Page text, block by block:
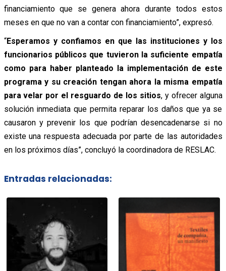
financiamiento que se genera ahora durante todos estos
meses en que no van a contar con financiamiento”, expresó.
“Esperamos y confiamos en que las instituciones y los
funcionarios públicos que tuvieron la suficiente empatía
como para haber planteado la implementación de este
programa y su creación tengan ahora la misma empatía
para velar por el resguardo de los sitios, y ofrecer alguna
solución inmediata que permita reparar los daños que ya se
causaron y prevenir los que podrían desencadenarse si no
existe una respuesta adecuada por parte de las autoridades
en los próximos días”, concluyó la coordinadora de RESLAC.
Entradas relacionadas: